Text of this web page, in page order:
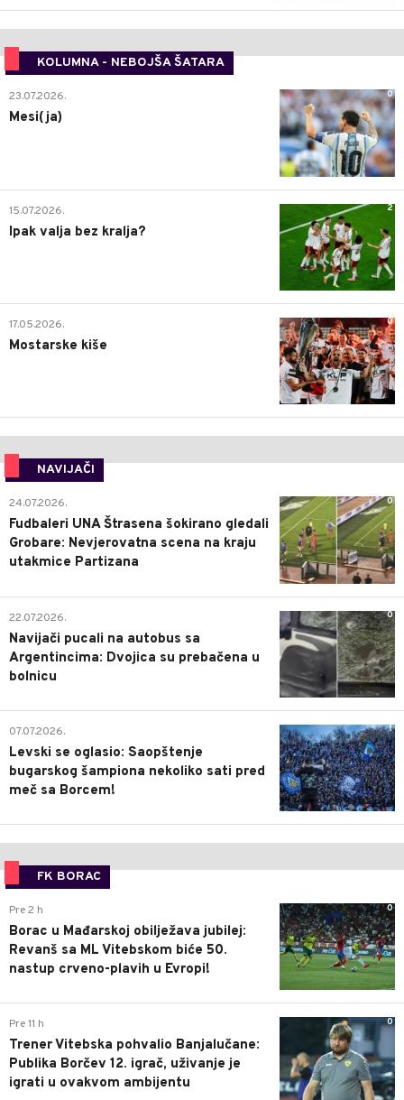
KOLUMNA - NEBOJŠA ŠATARA
0
23.07.2026.
Mesi(ja)
2
15.07.2026.
Ipak valja bez kralja?
0
17.05.2026.
Mostarske kiše
NAVIJAČI
0
24.07.2026.
Fudbaleri UNA Štrasena šokirano gledali
Grobare: Nevjerovatna scena na kraju
utakmice Partizana
0
22.07.2026.
Navijači pucali na autobus sa
Argentincima: Dvojica su prebačena u
bolnicu
1
07.07.2026.
Levski se oglasio: Saopštenje
bugarskog šampiona nekoliko sati pred
meč sa Borcem!
FK BORAC
0
Pre 2 h
Borac u Mađarskoj obilježava jubilej:
Revanš sa ML Vitebskom biće 50.
nastup crveno-plavih u Evropi!
0
Pre 11 h
Trener Vitebska pohvalio Banjalučane:
Publika Borčev 12. igrač, uživanje je
igrati u ovakvom ambijentu